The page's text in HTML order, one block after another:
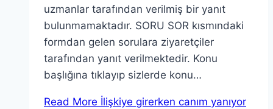
uzmanlar tarafından verilmiş bir yanıt
bulunmamaktadır. SORU SOR kısmındaki
formdan gelen sorulara ziyaretçiler
tarafından yanıt verilmektedir. Konu
başlığına tıklayıp sizlerde konu…
Read More İlişkiye girerken canım yanıyor